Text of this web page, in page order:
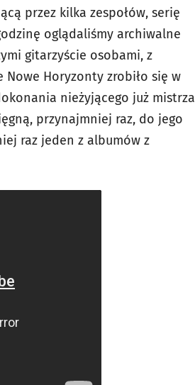
przez kilka zespołów, serię
oglądaliśmy archiwalne
gitarzyście osobami, z
Nowe Horyzonty zrobiło się w
nieżyjącego już mistrza
przynajmniej raz, do jego
raz jeden z albumów z